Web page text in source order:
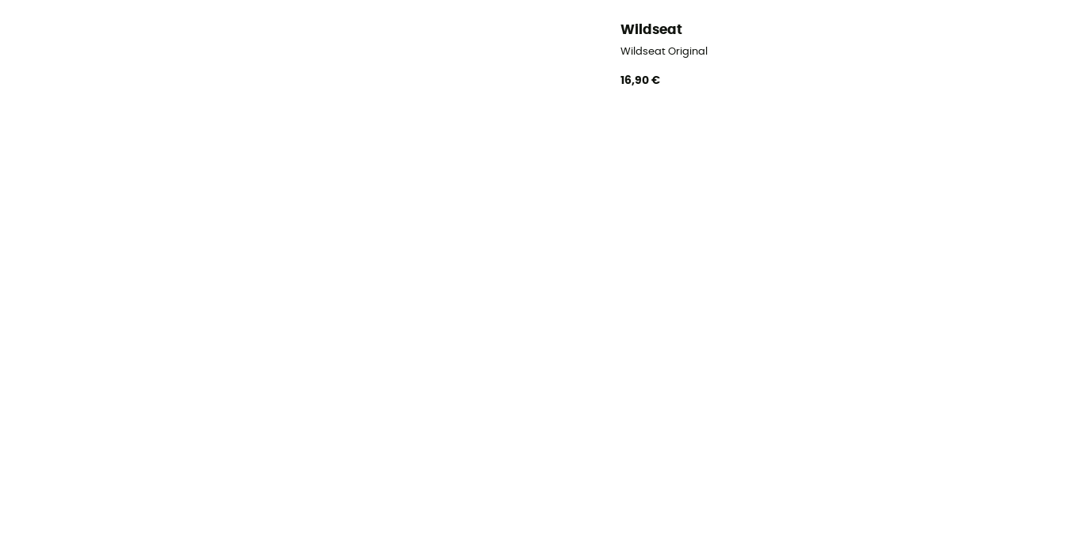
Wildseat
Wildseat Original
16,90 €